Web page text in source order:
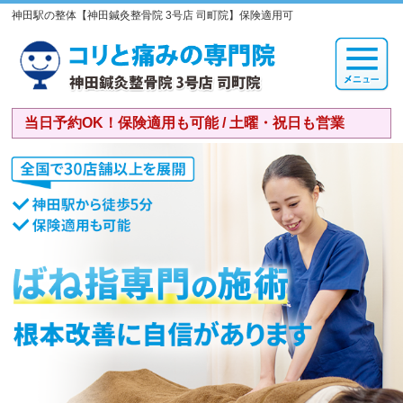
神田駅の整体【神田鍼灸整骨院 3号店 司町院】保険適用可
当日予約OK！保険適用も可能 / 土曜・祝日も営業